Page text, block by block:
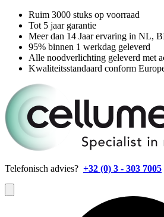
Ruim 3000 stuks op voorraad
Tot 5 jaar garantie
Meer dan 14 Jaar ervaring in NL,
95% binnen 1 werkdag geleverd
Alle noodverlichting geleverd met
Kwaliteitsstandaard conform
Telefonisch advies? +32 (0) 3 - 303 7005